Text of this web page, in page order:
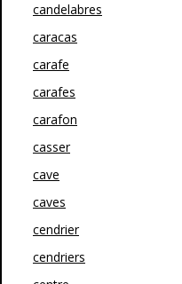
candelabres
caracas
carafe
carafes
carafon
casser
cave
caves
cendrier
cendriers